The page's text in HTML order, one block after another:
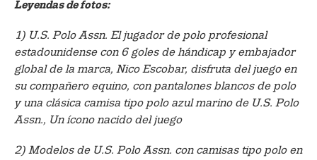
Leyendas de fotos:
1) U.S. Polo Assn. El jugador de polo profesional
estadounidense con 6 goles de hándicap y embajador
global de la marca, Nico Escobar, disfruta del juego en
su compañero equino, con pantalones blancos de polo
y una clásica camisa tipo polo azul marino de U.S. Polo
Assn., Un ícono nacido del juego
2) Modelos de U.S. Polo Assn. con camisas tipo polo en